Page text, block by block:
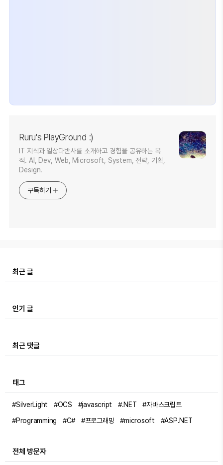
Ruru's PlayGround :)
IT 지식과 일상다반사를 소개하고 경험을 공유하는 목
적. AI, Dev, Web, Microsoft, System, 전략, 기획,
Design.
구독하기
최근 글
인기 글
최근 댓글
태그
#SilverLight #OCS #javascript #.NET
#자바스크립트
#Programming
#C# #프로그래밍 #microsoft #ASP.NET
전체 방문자